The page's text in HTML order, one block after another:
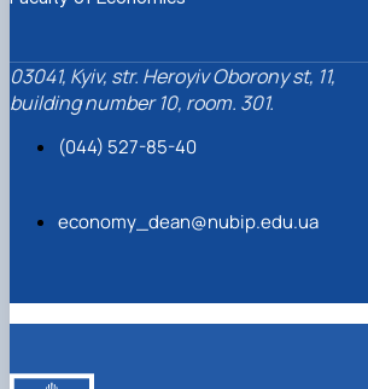
03041, Kyiv, str. Heroyiv Oborony st, 11,
building number 10, room. 301.
(044) 527-85-40
economy_dean@nubip.edu.ua